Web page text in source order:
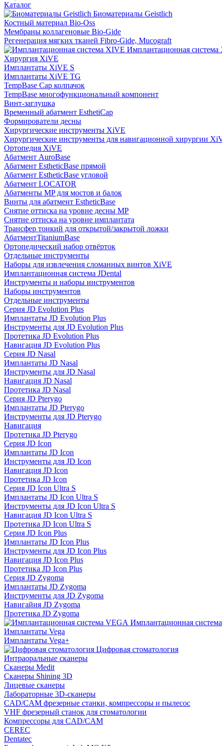
Каталог
Биоматериалы Geistlich
Костный материал Bio-Oss
Мембраны коллагеновые Bio-Gide
Регенерация мягких тканей Fibro-Gide, Mucograft
Имплантационная
Хирургия XiVE
Имплантаты XiVE S
Имплантаты XiVE TG
TempBase Cap колпачок
TempBase многофункциональный компонент
Винт-заглушка
Временный абатмент EsthetiCap
Формирователи десны
Хирургические инструменты XiVE
Хирургические инструменты для навигационной хирургии
Ортопедия XiVE
Абатмент AuroBase
Абатмент EstheticBase прямой
Абатмент EstheticBase угловой
Абатмент LOCATOR
Абатменты MP для мостов и балок
Винты для абатмент EstheticBase
Снятие оттиска на уровне десны MP
Снятие оттиска на уровне имплантата
Трансфер тонкий для открытой/закрытой ложки
АбатментTitaniumBase
Ортопедический набор отвёрток
Отдельные инструменты
Наборы для извлечения сломанных винтов XiVE
Имплантационная система JDental
Инструменты и наборы инструментов
Наборы инструментов
Отдельные инструменты
Серия JD Evolution Plus
Имплантаты JD Evolution Plus
Инструменты для JD Evolution Plus
Протетика JD Evolution Plus
Навигация JD Evolution Plus
Серия JD Nasal
Имплантаты JD Nasal
Инструменты для JD Nasal
Навигация JD Nasal
Протетика JD Nasal
Серия JD Pterygo
Имплантаты JD Pterygo
Инструменты для JD Pterygo
Навигация
Протетика JD Pterygo
Серия JD Icon
Имплантаты JD Icon
Инструменты для JD Icon
Навигация JD Icon
Протетика JD Icon
Серия JD Icon Ultra S
Имплантаты JD Icon Ultra S
Инструменты для JD Icon Ultra S
Навигация JD Icon Ultra S
Протетика JD Icon Ultra S
Серия JD Icon Plus
Имплантаты JD Icon Plus
Инструменты для JD Icon Plus
Навигация JD Icon Plus
Протетика JD Icon Plus
Серия JD Zygoma
Имплантаты JD Zygoma
Инструменты для JD Zygoma
Навигайия JD Zygoma
Протетика JD Zygoma
Имплантационная
Имплантаты Vega
Имплантаты Vega+
Цифровая стоматология
Интраоральные сканеры
Сканеры Medit
Сканеры Shining 3D
Лицевые сканеры
Лабораторные 3D-сканеры
CAD/CAM фрезерные станки, компрессоры и пылесос
VHF фрезерный станок для стоматологии
Компрессоры для CAD/CAM
CEREC
Dentatec